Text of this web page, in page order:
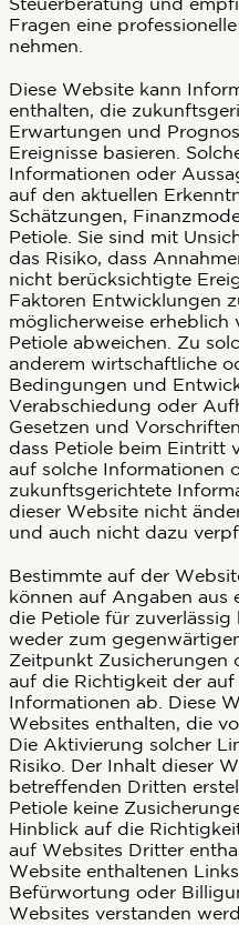
Fragen eine
nehmen.
Diese Website kann
enthalten, die
Erwartungen und
Ereignisse basieren.
Informationen oder
auf den aktuellen
Schätzungen,
Petiole. Sie sind mit
das Risiko, dass
nicht berücksichtigte
Faktoren Entwicklungen
möglicherweise
Petiole abweichen. Zu
anderem wirtschaftliche
Bedingungen und
Verabschiedung oder
Gesetzen und
dass Petiole beim Eintritt
auf solche Informationen
zukunftsgerichtete
dieser Website nicht
und auch nicht dazu
Bestimmte auf der
können auf Angaben aus
die Petiole für
weder zum
Zeitpunkt Zusicherungen
auf die Richtigkeit der
Informationen ab. Diese
Websites enthalten, die
Die Aktivierung solcher
Risiko. Der Inhalt dieser
betreffenden Dritten
Petiole keine
Hinblick auf die
auf Websites Dritter
Website enthaltenen
Befürwortung oder
Websites verstanden